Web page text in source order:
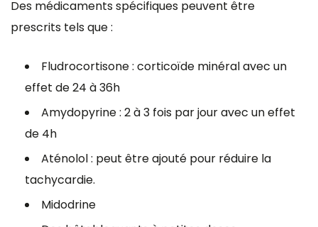
Des médicaments spécifiques peuvent être
prescrits tels que :
Fludrocortisone : corticoïde minéral avec un
effet de 24 à 36h
Amydopyrine : 2 à 3 fois par jour avec un effet
de 4h
Aténolol : peut être ajouté pour réduire la
tachycardie.
Midodrine